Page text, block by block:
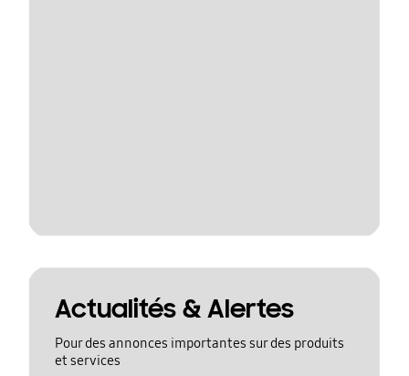
Actualités & Alertes
Pour des annonces importantes sur des produits
et services